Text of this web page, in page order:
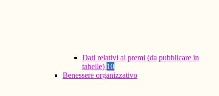
Dati relativi ai premi (da pubblicare in
tabelle) 10
Benessere organizzativo